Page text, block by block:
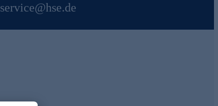
service@hse.de